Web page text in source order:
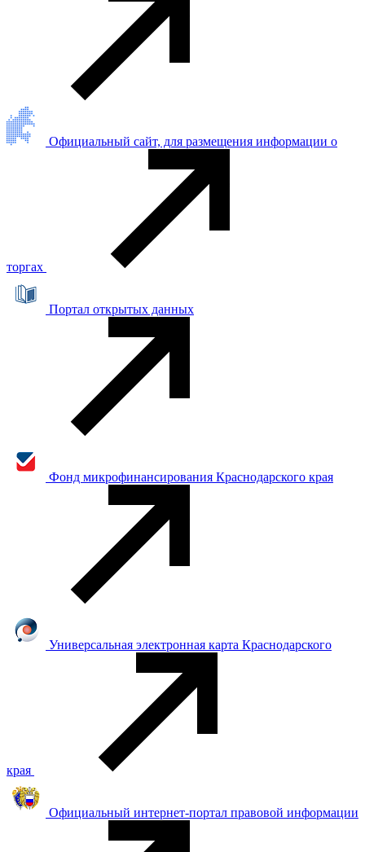
Официальный сайт, для размещения информации о
торгах
Портал открытых данных
Фонд микрофинансирования Краснодарского края
Универсальная электронная карта Краснодарского
края
Официальный интернет-портал правовой информации